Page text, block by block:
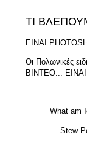
TI
ΕΙΝΑΙ
Οι Πολωνικές
ΒΙΝΤΕΟ...
What am
— Stew